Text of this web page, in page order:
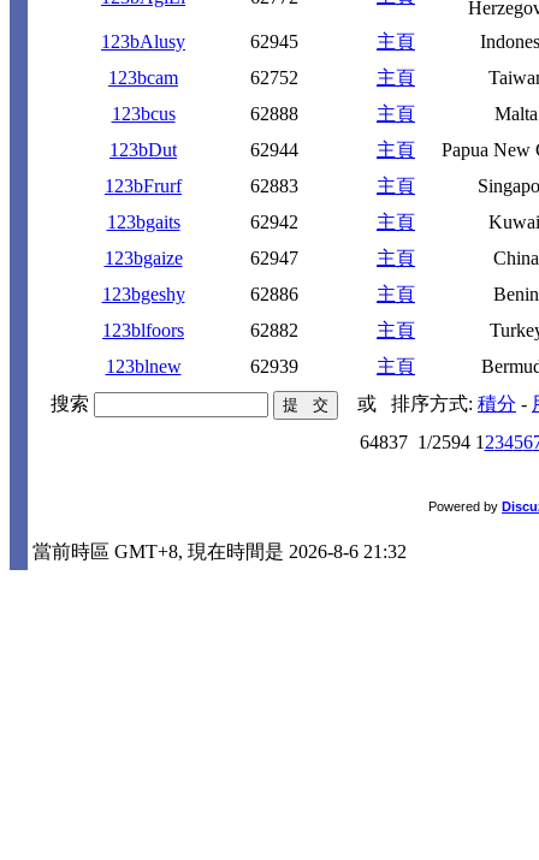
123bAlusy
62945 主頁
123bcam
62752 主頁
123bcus
62888 主頁
Malta
123bDut
62944 主頁
Papua New
123bFrurf
62883 主頁
123bgaits
62942 主頁
123bgaize
62947 主頁
China
123bgeshy
62886 主頁
Benin
123blfoors
62882 主頁
123blnew
62939 主頁
搜索
或 排序方式: 積分 -
64837 1/2594 1 23456
Powered by
當前時區 GMT+8, 現在時間是 2026-8-6 21:32